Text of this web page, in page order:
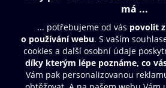
Obsah ke stažení
Moje O2 Knihovna
Další zábava